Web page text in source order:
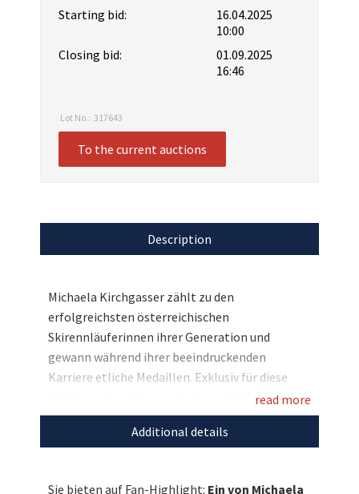
Starting bid:
16.04.2025
10:00
Closing bid:
01.09.2025
16:46
Lot No.: 317643
To the current auctions
Description
Michaela Kirchgasser zählt zu den
erfolgreichsten österreichischen
Skirennläuferinnen ihrer Generation und
gewann während ihrer beeindruckenden
Karriere etliche Medaillen. Exklusiv für diese
Auktion präsentieren wir ein von Michaela
Kirchgasser persönlich signiertes Bild, dass sie
live und in Action auf der Piste zeigt! Dieses
read more
Additional details
Sie bieten auf Fan-Highlight: Ein von Michaela